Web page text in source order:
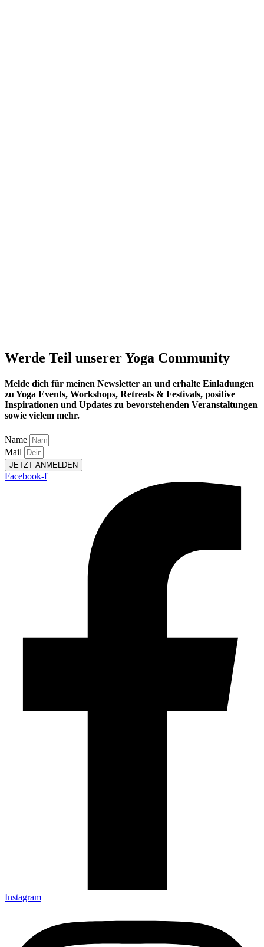
Werde Teil unserer Yoga Community
Melde dich für meinen Newsletter an und erhalte Einladungen
zu Yoga Events, Workshops, Retreats & Festivals, positive
Inspirationen und Updates zu bevorstehenden Veranstaltungen
sowie vielem mehr.
Name
Mail
JETZT ANMELDEN
Facebook-f
Instagram